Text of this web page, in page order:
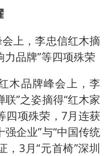
上，李忠信红木摘
品牌”等四项殊荣
木品牌峰会上，李
”之姿摘得“红木家
四项殊荣，7月连获
企业”与“中国传统
，3月“元首椅”深圳